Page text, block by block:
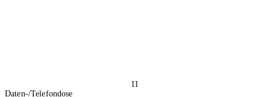
11
Daten-/Telefondose